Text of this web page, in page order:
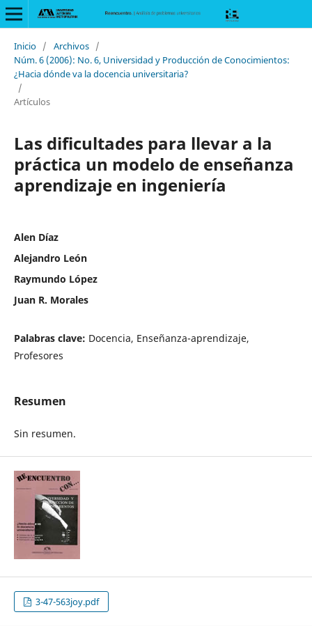
Inicio / Archivos /
Núm. 6 (2006): No. 6, Universidad y Producción de Conocimientos:
¿Hacia dónde va la docencia universitaria?
/
Artículos
Las dificultades para llevar a la
práctica un modelo de enseñanza
aprendizaje en ingeniería
Alen Díaz
Alejandro León
Raymundo López
Juan R. Morales
Palabras clave: Docencia, Enseñanza-aprendizaje,
Profesores
Resumen
Sin resumen.
3-47-563joy.pdf